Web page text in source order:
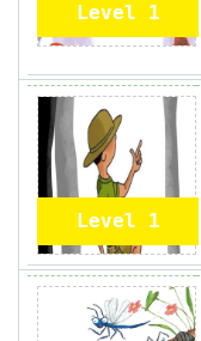
Level 1
Level 1